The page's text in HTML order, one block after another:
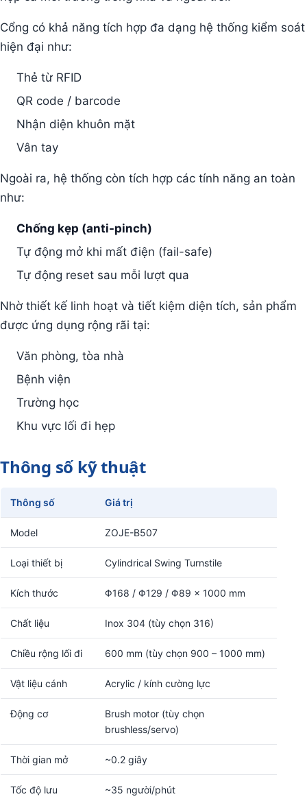
Cổng có khả năng tích hợp đa dạng hệ thống kiểm soát
hiện đại như:
Thẻ từ RFID
QR code / barcode
Nhận diện khuôn mặt
Vân tay
Ngoài ra, hệ thống còn tích hợp các tính năng an toàn
như:
Chống kẹp (anti-pinch)
Tự động mở khi mất điện (fail-safe)
Tự động reset sau mỗi lượt qua
Nhờ thiết kế linh hoạt và tiết kiệm diện tích, sản phẩm
được ứng dụng rộng rãi tại:
Văn phòng, tòa nhà
Bệnh viện
Trường học
Khu vực lối đi hẹp
Thông số kỹ thuật
Thông số Giá trị
Model ZOJE-B507
Loại thiết bị Cylindrical Swing Turnstile
Kích thước Φ168 / Φ129 / Φ89 × 1000 mm
Chất liệu Inox 304 (tùy chọn 316)
Chiều rộng lối đi 600 mm (tùy chọn 900 – 1000 mm)
Vật liệu cánh Acrylic / kính cường lực
Động cơ
Brush motor (tùy chọn
brushless/servo)
Thời gian mở ~0.2 giây
Tốc độ lưu
~35 người/phút